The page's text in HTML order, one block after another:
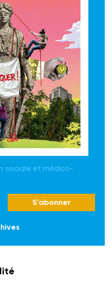
sociale et médico-
S'abonner